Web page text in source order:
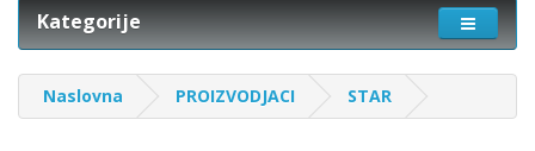
Kategorije
Naslovna PROIZVODJACI STAR